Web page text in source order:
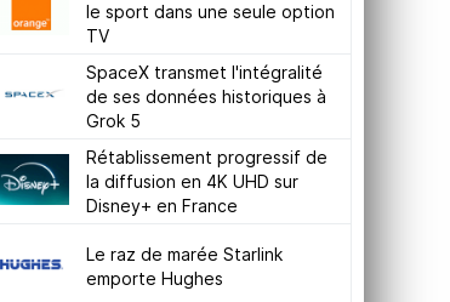
le sport dans une seule option
TV
SpaceX transmet l'intégralité
de ses données historiques à
Grok 5
Rétablissement progressif de
la diffusion en 4K UHD sur
Disney+ en France
Le raz de marée Starlink
emporte Hughes